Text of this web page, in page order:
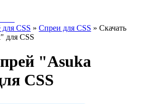
для CSS » Спреи для CSS » Скачать
для CSS
"Asuka
CSS